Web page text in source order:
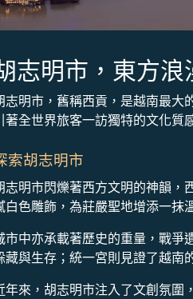
志明市，東方浪
志明市，舊稱西貢，是越南最大
著全世界旅客一訪獨特的文化質
索胡志明市
志明市閃爍著西方文明的神韻，
白色雕飾，為莊嚴聖地增添一抹
市中亦承載著歷史的重量，戰爭
藏與生存；統一宮則見證了越南
年來，胡志明市注入了文創氛圍